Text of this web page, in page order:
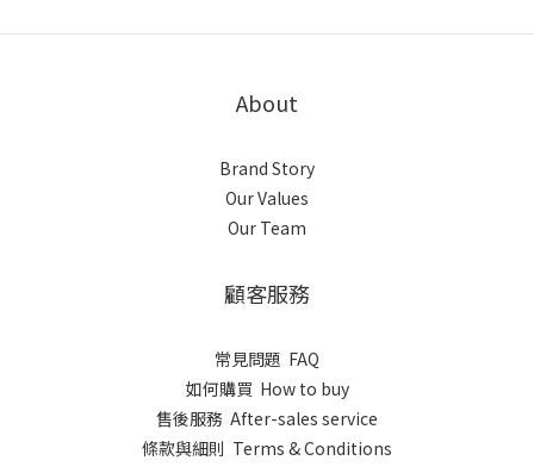
About
Brand Story
Our Values
Our Team
顧客服務
常見問題 FAQ
如何購買 How to buy
售後服務 After-sales service
條款與細則 Terms & Conditions